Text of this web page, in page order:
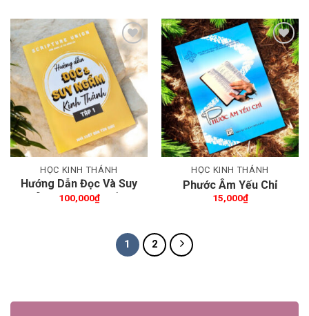
Thêm wishlist
HỌC KINH THÁNH
Hướng Dẫn Đọc Và Suy
Ngẫm Kinh Thánh (Tập
100,000₫
Thêm wishlist
HỌC KINH THÁNH
Phước Âm Yếu Chỉ
15,000₫
1 2